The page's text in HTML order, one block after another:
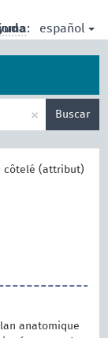
español
× Buscar
côtelé (attribut)
anatomique